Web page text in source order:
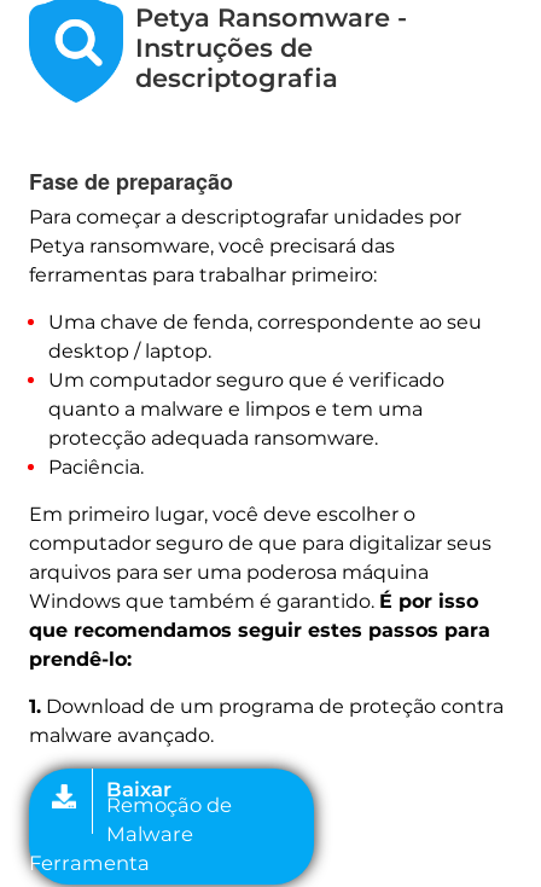
Petya Ransomware -
Instruções de
descriptografia
Fase de preparação
Para começar a descriptografar unidades por
Petya ransomware, você precisará das
ferramentas para trabalhar primeiro:
Uma chave de fenda, correspondente ao seu
desktop / laptop.
Um computador seguro que é verificado
quanto a malware e limpos e tem uma
protecção adequada ransomware.
Paciência.
Em primeiro lugar, você deve escolher o
computador seguro de que para digitalizar seus
arquivos para ser uma poderosa máquina
Windows que também é garantido. É por isso
que recomendamos seguir estes passos para
prendê-lo:
1.Download de um programa de proteção contra
malware avançado.
Baixar
Remoção de
Malware
Ferramenta